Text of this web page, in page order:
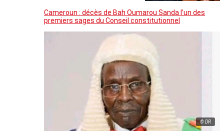
Cameroun : décès de Bah Oumarou Sanda l’un des
premiers sages du Conseil constitutionnel
© DR